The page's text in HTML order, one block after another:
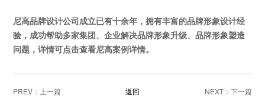
尼高品牌设计公司成立已有十余年，拥有丰富的品牌形象设计经
验，成功帮助多家集团、企业解决品牌形象升级、品牌形象塑造
问题，详情可点击查看尼高案例详情。
PREV： NEXT：
返回